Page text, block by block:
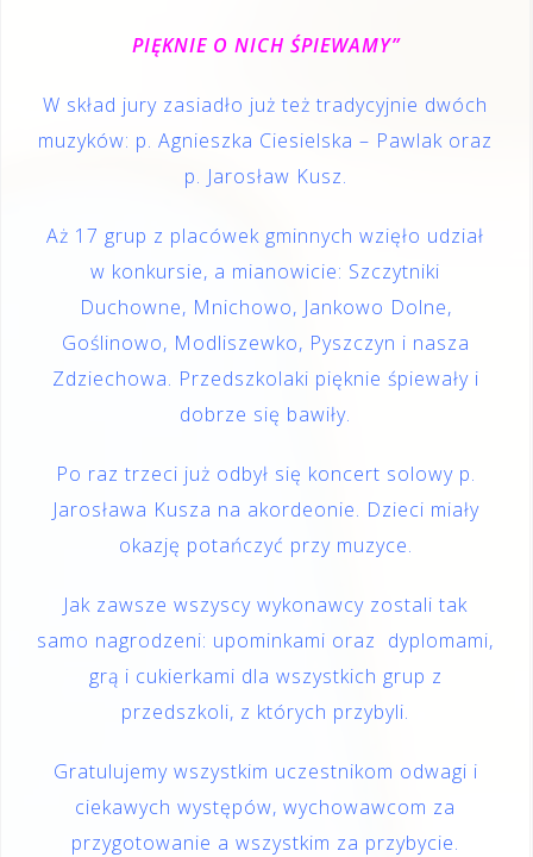
PIĘKNIE O NICH ŚPIEWAMY”
W skład jury zasiadło już też tradycyjnie dwóch
muzyków: p. Agnieszka Ciesielska – Pawlak oraz
p. Jarosław Kusz.
Aż 17 grup z placówek gminnych wzięło udział
w konkursie, a mianowicie: Szczytniki
Duchowne, Mnichowo, Jankowo Dolne,
Goślinowo, Modliszewko, Pyszczyn i nasza
Zdziechowa. Przedszkolaki pięknie śpiewały i
dobrze się bawiły.
Po raz trzeci już odbył się koncert solowy p.
Jarosława Kusza na akordeonie. Dzieci miały
okazję potańczyć przy muzyce.
Jak zawsze wszyscy wykonawcy zostali tak
samo nagrodzeni: upominkami oraz dyplomami,
grą i cukierkami dla wszystkich grup z
przedszkoli, z których przybyli.
Gratulujemy wszystkim uczestnikom odwagi i
ciekawych występów, wychowawcom za
przygotowanie a wszystkim za przybycie.